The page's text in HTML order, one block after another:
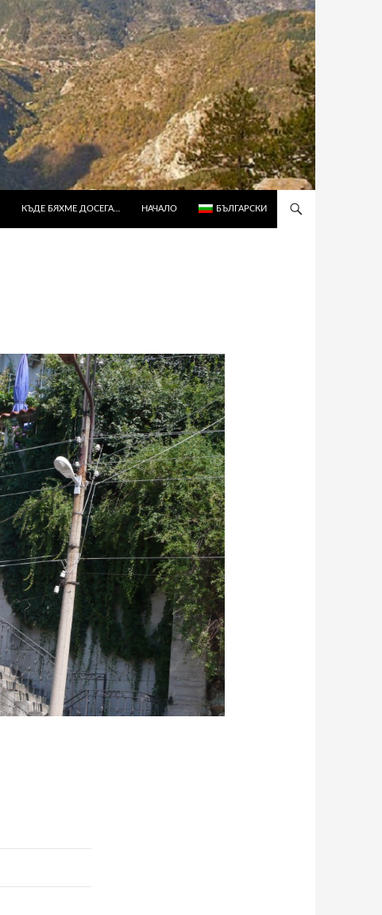
КЪДЕ БЯХМЕ ДОСЕГА… НАЧАЛО БЪЛГАРСКИ